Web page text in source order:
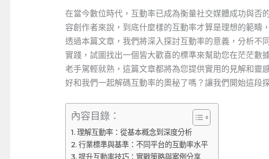
在當今數位時代，互動率已成為衡量社交媒體成功與否
容創作者來說，到底什麼樣的互動率才算是理想的範疇
透過本篇文章，我們將深入探討互動率的意義，分析不
實踐，試圖找出一個皆大歡喜的標準來幫助您在茫茫數
老手駕輕就熟，這篇文章都將為您提供實用的見解和靈
好和我們一起解碼互動率的奧秘了嗎？讓我們開始這段
內容目錄：
理解互動率：從基本概念到深度分析
行業標準與基準：不同平台的互動率水平
提升互動率技巧：實戰策略與案例分享